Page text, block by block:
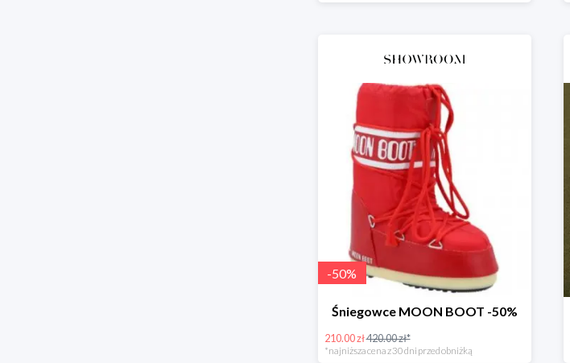
-50%
Śniegowce MOON BOOT -50%
210.00 zł420.00 zł*
*najniższa cena z 30 dni przed obniżką